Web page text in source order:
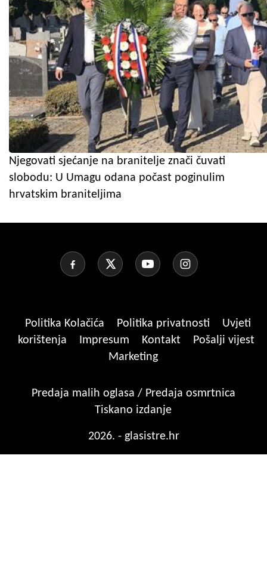
Njegovati sjećanje na branitelje znači čuvati
slobodu: U Umagu odana počast poginulim
hrvatskim braniteljima
Politika Kolačića Politika privatnosti
Uvjeti
korištenja
Impresum Kontakt
Pošalji vijest
Marketing
Predaja malih oglasa / Predaja osmrtnica
Tiskano izdanje
2026. - glasistre.hr